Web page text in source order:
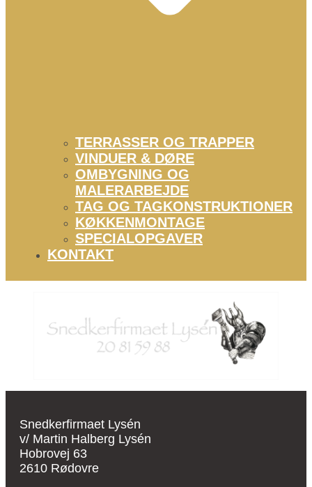
TERRASSER OG TRAPPER
VINDUER & DØRE
OMBYGNING OG
MALERARBEJDE
TAG OG TAGKONSTRUKTIONER
KØKKENMONTAGE
SPECIALOPGAVER
KONTAKT
Snedkerfirmaet Lysén
v/ Martin Halberg Lysén
Hobrovej 63
2610 Rødovre